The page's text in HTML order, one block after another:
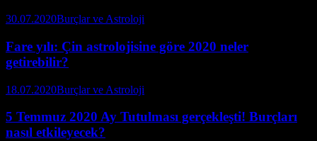
30.07.2020Burçlar ve Astroloji
Fare yılı: Çin astrolojisine göre 2020 neler
getirebilir?
18.07.2020Burçlar ve Astroloji
5 Temmuz 2020 Ay Tutulması gerçekleşti! Burçları
nasıl etkileyecek?